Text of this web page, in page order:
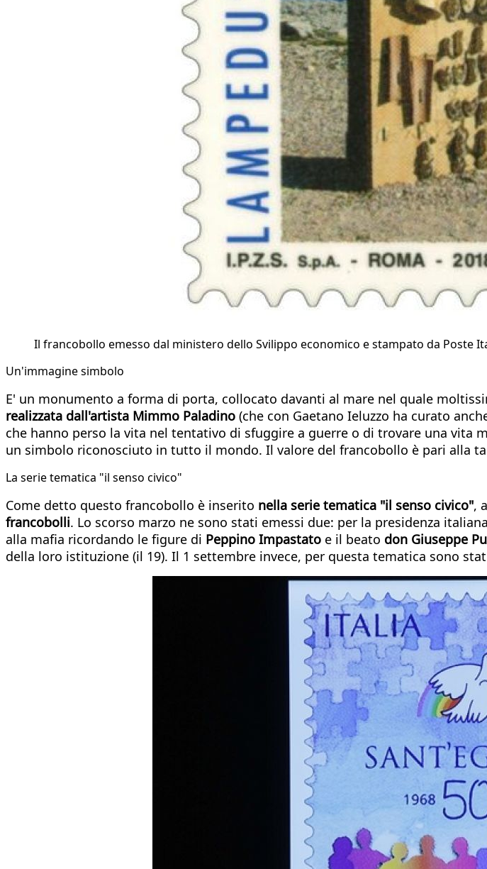
Il francobollo emesso dal ministero dello Svilippo economico e stampato da Poste
Un'immagine simbolo
E' un monumento a forma di porta, collocato davanti al mare nel quale
realizzata dall'artista Mimmo Paladino (che con Gaetano Ieluzzo ha curato
che hanno perso la vita nel tentativo di sfuggire a guerre o di trovare una vita
un simbolo riconosciuto in tutto il mondo. Il valore del francobollo è pari alla
La serie tematica "il senso civico"
Come detto questo francobollo è inserito nella serie tematica "il senso civico",
francobolli. Lo scorso marzo ne sono stati emessi due: per la presidenza
alla mafia ricordando le figure di Peppino Impastato e il beato don Giuseppe
della loro istituzione (il 19). Il 1 settembre invece, per questa tematica sono